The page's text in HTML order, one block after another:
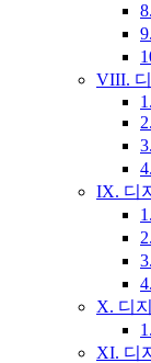
VIII.
IX. 디
X. 디
XI. 디